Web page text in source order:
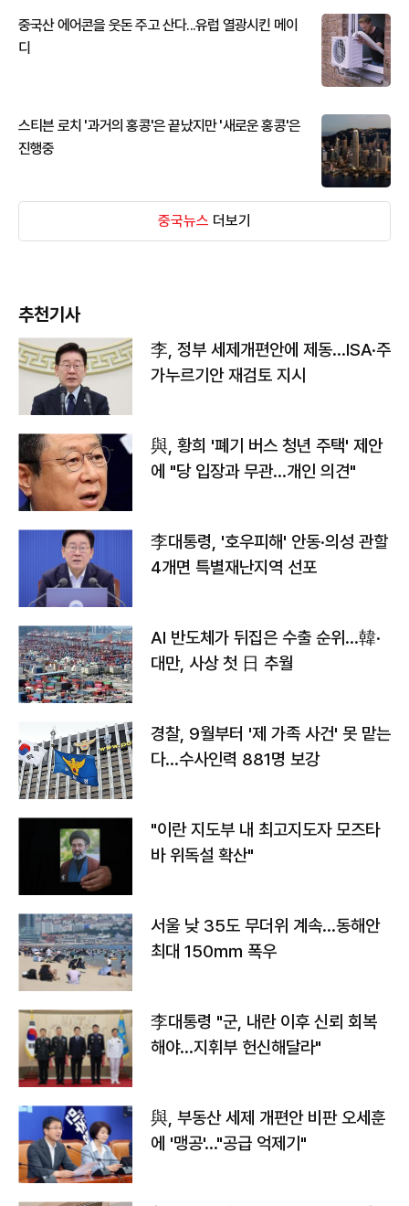
중국산 에어콘을 웃돈 주고 산다...유럽 열광시킨 메이
디
스티븐 로치 '과거의 홍콩'은 끝났지만 '새로운 홍콩'은
진행중
중국뉴스 더보기
추천기사
李, 정부 세제개편안에 제동…ISA·주
가누르기안 재검토 지시
與, 황희 '폐기 버스 청년 주택' 제안
에 "당 입장과 무관…개인 의견"
李대통령, '호우피해' 안동·의성 관할
4개면 특별재난지역 선포
AI 반도체가 뒤집은 수출 순위…韓·
대만, 사상 첫 日 추월
경찰, 9월부터 '제 가족 사건' 못 맡는
다…수사인력 881명 보강
"이란 지도부 내 최고지도자 모즈타
바 위독설 확산"
서울 낮 35도 무더위 계속…동해안
최대 150㎜ 폭우
李대통령 "군, 내란 이후 신뢰 회복
해야…지휘부 헌신해달라"
與, 부동산 세제 개편안 비판 오세훈
에 '맹공'…"공급 억제기"